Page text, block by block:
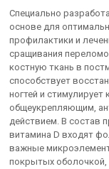
Специально
основе для
профилактики и
сращивания
костную ткань в
способствует
ногтей и
общеукрепляющим,
действием. В состав
витамина D входят
важные
покрытых оболочкой,